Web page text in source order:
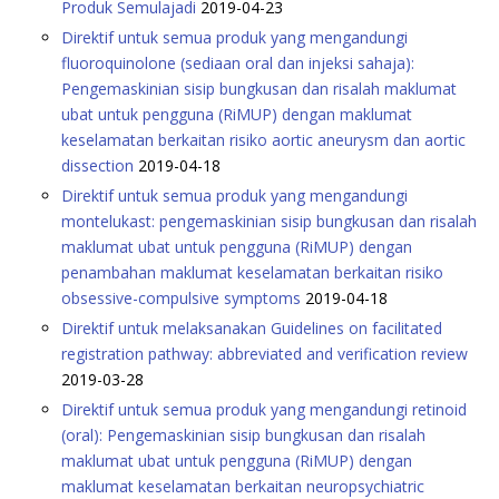
Produk Semulajadi 2019-04-23
Direktif untuk semua produk yang mengandungi
fluoroquinolone (sediaan oral dan injeksi sahaja):
Pengemaskinian sisip bungkusan dan risalah maklumat
ubat untuk pengguna (RiMUP) dengan maklumat
keselamatan berkaitan risiko aortic aneurysm dan aortic
dissection 2019-04-18
Direktif untuk semua produk yang mengandungi
montelukast: pengemaskinian sisip bungkusan dan risalah
maklumat ubat untuk pengguna (RiMUP) dengan
penambahan maklumat keselamatan berkaitan risiko
obsessive-compulsive symptoms 2019-04-18
Direktif untuk melaksanakan Guidelines on facilitated
registration pathway: abbreviated and verification review
2019-03-28
Direktif untuk semua produk yang mengandungi retinoid
(oral): Pengemaskinian sisip bungkusan dan risalah
maklumat ubat untuk pengguna (RiMUP) dengan
maklumat keselamatan berkaitan neuropsychiatric